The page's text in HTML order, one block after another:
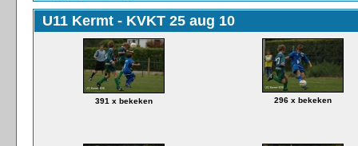
U11 Kermt - KVKT 25 aug 10
391 x bekeken 296 x bekeken